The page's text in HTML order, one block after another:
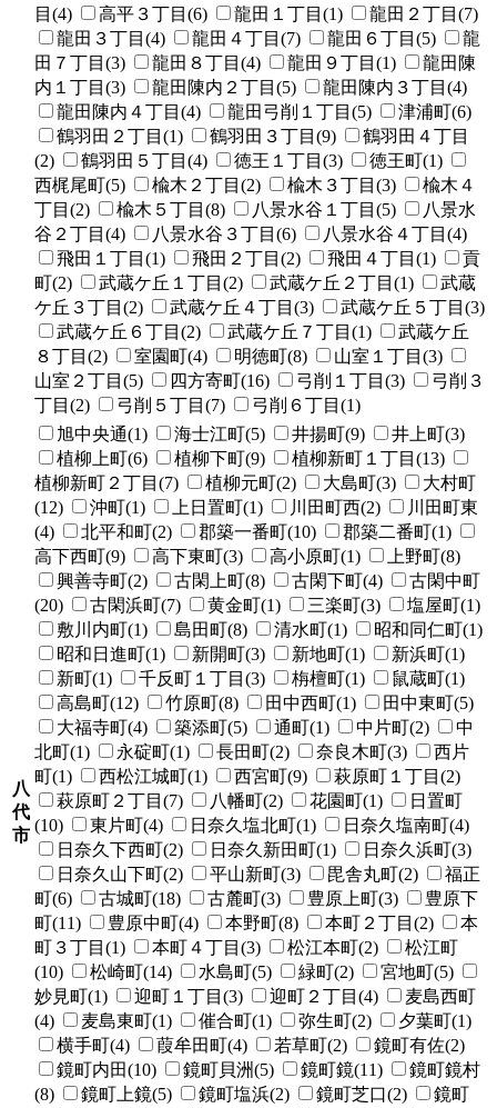
目(4)
高平３丁目(6) 龍田１丁目(1)
龍田２丁目(7)
龍田３丁目(4)
龍田４丁目(7) 龍田６丁目(5)
龍
田７丁目(3)
龍田８丁目(4) 龍田９丁目(1)
龍田陳
内１丁目(3)
龍田陳内２丁目(5)
龍田陳内３丁目(4)
龍田陳内４丁目(4)
龍田弓削１丁目(5)
津浦町(6)
鶴羽田２丁目(1)
鶴羽田３丁目(9)
鶴羽田４丁目
(2)
鶴羽田５丁目(4) 徳王１丁目(3)
徳王町(1)
西梶尾町(5)
楡木２丁目(2) 楡木３丁目(3)
楡木４
丁目(2)
楡木５丁目(8) 八景水谷１丁目(5)
八景水
谷２丁目(4)
八景水谷３丁目(6)
八景水谷４丁目(4)
飛田１丁目(1)
飛田２丁目(2) 飛田４丁目(1)
貢
町(2)
武蔵ケ丘１丁目(2) 武蔵ケ丘２丁目(1)
武蔵
ケ丘３丁目(2)
武蔵ケ丘４丁目(3)
武蔵ケ丘５丁目(3)
武蔵ケ丘６丁目(2)
武蔵ケ丘７丁目(1)
武蔵ケ丘
８丁目(2)
室園町(4) 明徳町(8)
山室１丁目(3)
山室２丁目(5)
四方寄町(16) 弓削１丁目(3)
弓削３
丁目(2)
弓削５丁目(7) 弓削６丁目(1)
八
代
市
旭中央通(1) 海士江町(5) 井揚町(9)
井上町(3)
植柳上町(6)
植柳下町(9)
植柳新町１丁目(13)
植柳新町２丁目(7)
植柳元町(2) 大島町(3)
大村町
(12)
沖町(1) 上日置町(1) 川田町西(2)
川田町東
(4)
北平和町(2) 郡築一番町(10)
郡築二番町(1)
高下西町(9)
高下東町(3) 高小原町(1)
上野町(8)
興善寺町(2)
古閑上町(8) 古閑下町(4)
古閑中町
(20)
古閑浜町(7) 黄金町(1) 三楽町(3)
塩屋町(1)
敷川内町(1)
島田町(8) 清水町(1)
昭和同仁町(1)
昭和日進町(1)
新開町(3) 新地町(1)
新浜町(1)
新町(1)
千反町１丁目(3) 栴檀町(1)
鼠蔵町(1)
高島町(12)
竹原町(8) 田中西町(1)
田中東町(5)
大福寺町(4)
築添町(5) 通町(1) 中片町(2)
中
北町(1)
永碇町(1) 長田町(2) 奈良木町(3)
西片
町(1)
西松江城町(1) 西宮町(9)
萩原町１丁目(2)
萩原町２丁目(7)
八幡町(2) 花園町(1)
日置町
(10)
東片町(4) 日奈久塩北町(1)
日奈久塩南町(4)
日奈久下西町(2)
日奈久新田町(1)
日奈久浜町(3)
日奈久山下町(2)
平山新町(3) 毘舎丸町(2)
福正
町(6)
古城町(18) 古麓町(3) 豊原上町(3)
豊原下
町(11)
豊原中町(4) 本野町(8) 本町２丁目(2)
本
町３丁目(1)
本町４丁目(3) 松江本町(2)
松江町
(10)
松崎町(14) 水島町(5) 緑町(2)
宮地町(5)
妙見町(1)
迎町１丁目(3) 迎町２丁目(4)
麦島西町
(4)
麦島東町(1) 催合町(1) 弥生町(2)
夕葉町(1)
横手町(4)
葭牟田町(4) 若草町(2)
鏡町有佐(2)
鏡町内田(10)
鏡町貝洲(5) 鏡町鏡(11)
鏡町鏡村
(8)
鏡町上鏡(5) 鏡町塩浜(2) 鏡町芝口(2)
鏡町